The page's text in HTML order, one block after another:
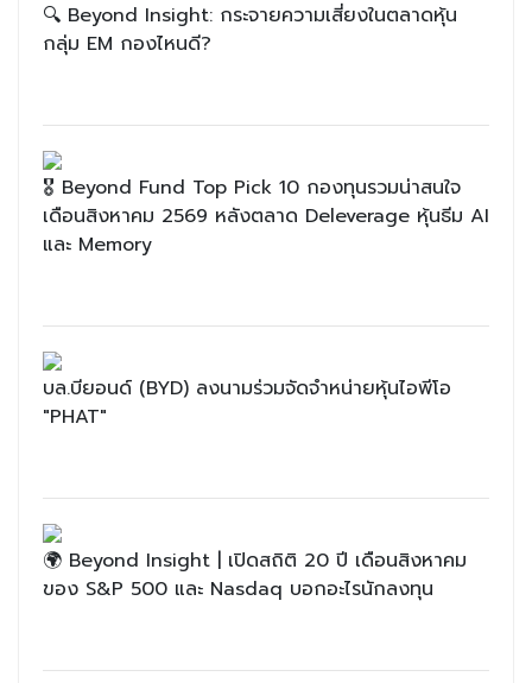
🔍 Beyond Insight: กระจายความเสี่ยงในตลาดหุ้น
กลุ่ม EM กองไหนดี?
🎖 Beyond Fund Top Pick 10 กองทุนรวมน่าสนใจ
เดือนสิงหาคม 2569 หลังตลาด Deleverage หุ้นธีม AI
และ Memory
บล.บียอนด์ (BYD) ลงนามร่วมจัดจำหน่ายหุ้นไอพีโอ
"PHAT"
🌍 Beyond Insight | เปิดสถิติ 20 ปี เดือนสิงหาคม
ของ S&P 500 และ Nasdaq บอกอะไรนักลงทุน